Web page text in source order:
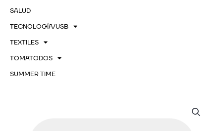
SALUD
TECNOLOGÍA/USB
TEXTILES
TOMATODOS
SUMMER TIME